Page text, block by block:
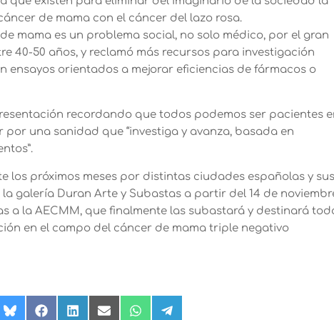
de mama con el cáncer del lazo rosa.
mama es un problema social, no solo médico, por el gran
40-50 años, y reclamó más recursos para investigación
ensayos orientados a mejorar eficiencias de fármacos o
recordando que todos podemos ser pacientes
una sanidad que “investiga y avanza, basada en
los próximos meses por distintas ciudades españolas y sus
galería Duran Arte y Subastas a partir del 14 de
a la AECMM, que finalmente las subastará y destinará
en el campo del cáncer de mama triple negativo
CompartirCompartirCompartirCompartirCompartirCompartir